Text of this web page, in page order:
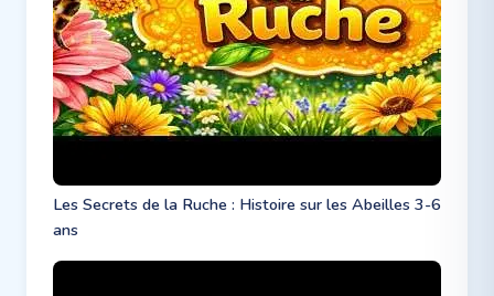
Les Secrets de la Ruche : Histoire sur les Abeilles 3-6
ans